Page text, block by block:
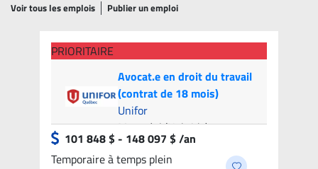
Voir tous les emplois Publier un emploi
PRIORITAIRE
Avocat.e en droit du travail
(contrat de 18 mois)
Unifor
Montréal (Hybride)- 9
candidats
101 848 $ - 148 097 $ /an
Temporaire à temps plein